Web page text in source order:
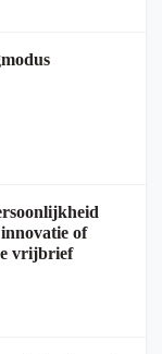
of
vrijbrief